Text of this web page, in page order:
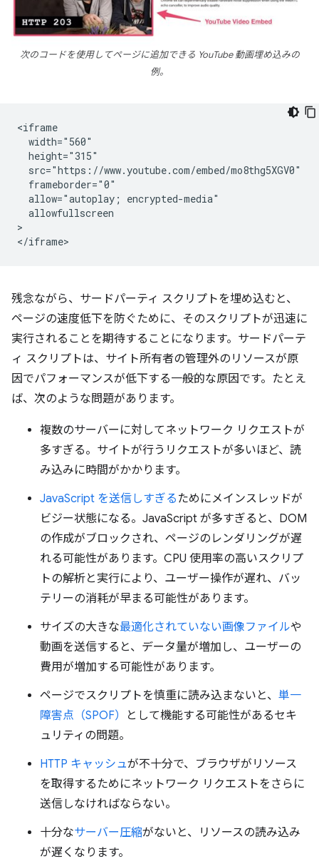
次のコードを使用してページに追加できる YouTube 動画埋め込みの
例。
<iframe
  width="560"
  height="315"
  src="https://www.youtube.com/embed/mo8thg5XGV0"
  frameborder="0"
  allow="autoplay; encrypted-media"
  allowfullscreen
>
残念ながら、サードパーティ スクリプトを埋め込むと、
ページの速度低下を防ぐために、そのスクリプトが迅速に
実行されることを期待することになります。サードパーテ
ィ スクリプトは、サイト所有者の管理外のリソースが原
因でパフォーマンスが低下する一般的な原因です。たとえ
ば、次のような問題があります。
複数のサーバーに対してネットワーク リクエストが
多すぎる。サイトが行うリクエストが多いほど、読
み込みに時間がかかります。
JavaScript を送信しすぎる ためにメインスレッドが
ビジー状態になる。JavaScript が多すぎると、DOM
の作成がブロックされ、ページのレンダリングが遅
れる可能性があります。CPU 使用率の高いスクリプ
トの解析と実行により、ユーザー操作が遅れ、バッ
テリーの消耗が早まる可能性があります。
サイズの大きな最適化されていない画像ファイルや
動画を送信すると、データ量が増加し、ユーザーの
費用が増加する可能性があります。
ページでスクリプトを慎重に読み込まないと、 単一
障害点（SPOF）
として機能する可能性があるセキ
ュリティの問題。
HTTP キャッシュが不十分で、ブラウザがリソース
を取得するためにネットワーク リクエストをさらに
送信しなければならない。
十分なサーバー圧縮がないと、リソースの読み込み
が遅くなります。